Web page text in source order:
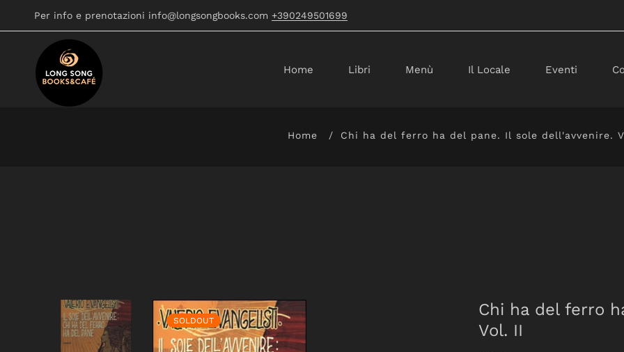
Per info e prenotazioni info@longsongbooks.com +390249501699
Home Libri Menù Il Locale Eventi
Home Chi ha del ferro ha del pane. Il sole dell'avvenire.
SOLDOUT
Chi ha del ferro
Vol. II